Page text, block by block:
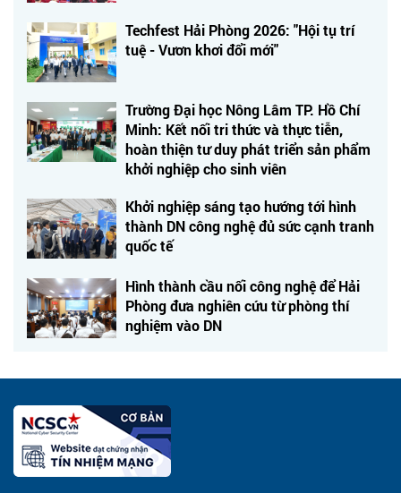
Techfest Hải Phòng 2026: "Hội tụ trí
tuệ - Vươn khơi đổi mới"
Trường Đại học Nông Lâm TP. Hồ Chí
Minh: Kết nối tri thức và thực tiễn,
hoàn thiện tư duy phát triển sản phẩm
khởi nghiệp cho sinh viên
Khởi nghiệp sáng tạo hướng tới hình
thành DN công nghệ đủ sức cạnh tranh
quốc tế
Hình thành cầu nối công nghệ để Hải
Phòng đưa nghiên cứu từ phòng thí
nghiệm vào DN